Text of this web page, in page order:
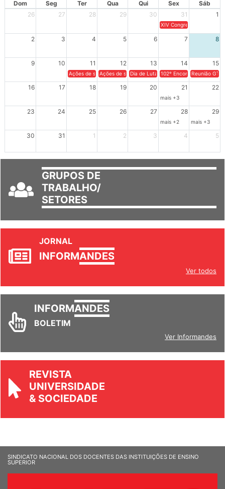
Dom Seg Ter Qua Qui Sex
Sáb
26
27 28 29 30 31 1
XIV Congresso Brasileiro
2 3 4 5 6 7 8
9 10 11 12 13 14 15
Ações de solidariedade a Cuba no Rio Grande do Sul - 100
Ações de solidariedade a Cuba no Rio Grande do
Dia de Luta em Defesa de Cuba e da
102º Encontro da
Reunião
16 17 18 19 20 21 22
mais +3
23 24 25 26 27 28 29
mais +2 mais +3
30 31 1 2 3 4 5
GRUPOS DE
TRABALHO/
SETORES
JORNAL
INFORMANDES
Ver todos
INFORMANDES
BOLETIM
Ver Informandes
REVISTA
UNIVERSIDADE
& SOCIEDADE
SINDICATO NACIONAL DOS DOCENTES DAS INSTITUIÇÕES DE ENSINO
SUPERIOR